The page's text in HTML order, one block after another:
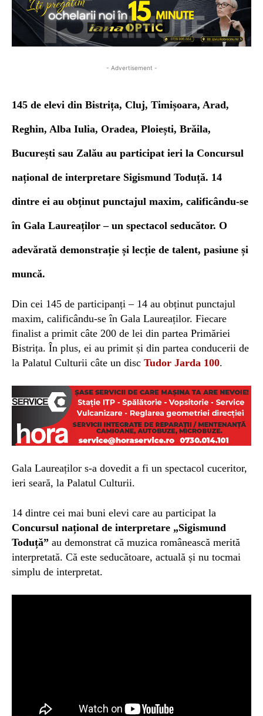
- Advertisement -
145 de elevi din Bistrița, Cluj, Timișoara, Arad,
Reghin, Alba Iulia, Oradea, Ploiești, Brăila,
București sau Zalău au participat ieri la Concursul
național de interpretare Sigismund Toduță. 14
dintre ei au obținut punctajul maxim, calificându-se
în Gala Laureaților – un spectacol seducător. O
adevărată demonstrație și lecție de talent, pasiune și
muncă.
Din cei 145 de participanți – 14 au obținut punctajul
maxim, calificându-se în Gala Laureaților. Fiecare
finalist a primit câte 200 de lei din partea Primăriei
Bistrița. În plus, ei au primit și din partea conducerii de
la Palatul Culturii câte un disc Tudor Jarda 100.
Gala Laureaților s-a dovedit a fi un spectacol cuceritor,
ieri seară, la Palatul Culturii.
14 dintre cei mai buni elevi care au participat la
Concursul național de interpretare „Sigismund
Toduță” au demonstrat că muzica românească merită
interpretată. Că este seducătoare, actuală și nu tocmai
simplu de interpretat.